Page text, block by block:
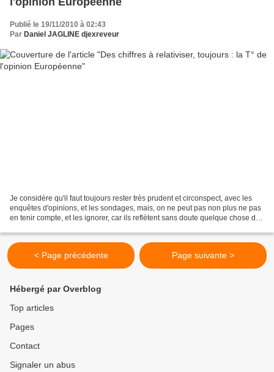
Publié le 19/11/2010 à 02:43
Par Daniel JAGLINE djexreveur
Je considère qu'il faut toujours rester très prudent et circonspect, avec les
enquêtes d'opinions, et les sondages, mais, on ne peut pas non plus ne pas
en tenir compte, et les ignorer, car ils reflètent sans doute quelque chose de
< Page précédente Page suivante >
Hébergé par Overblog
Top articles
Pages
Contact
Signaler un abus